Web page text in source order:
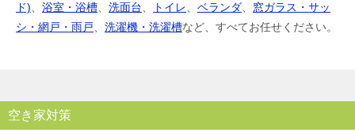
ド)、 浴室・浴槽、 洗面台、 トイレ、 ベランダ、 窓ガラス・サッ
シ・網戸・雨戸、 洗濯機・洗濯槽など、すべてお任せください。
空き家対策